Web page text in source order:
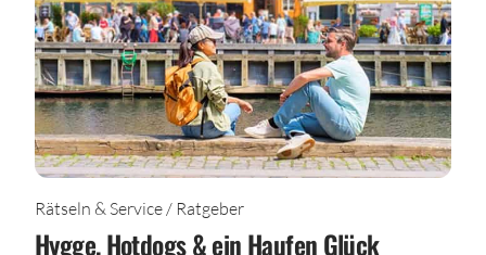
Rätseln & Service / Ratgeber
Hygge, Hotdogs & ein Haufen Glück